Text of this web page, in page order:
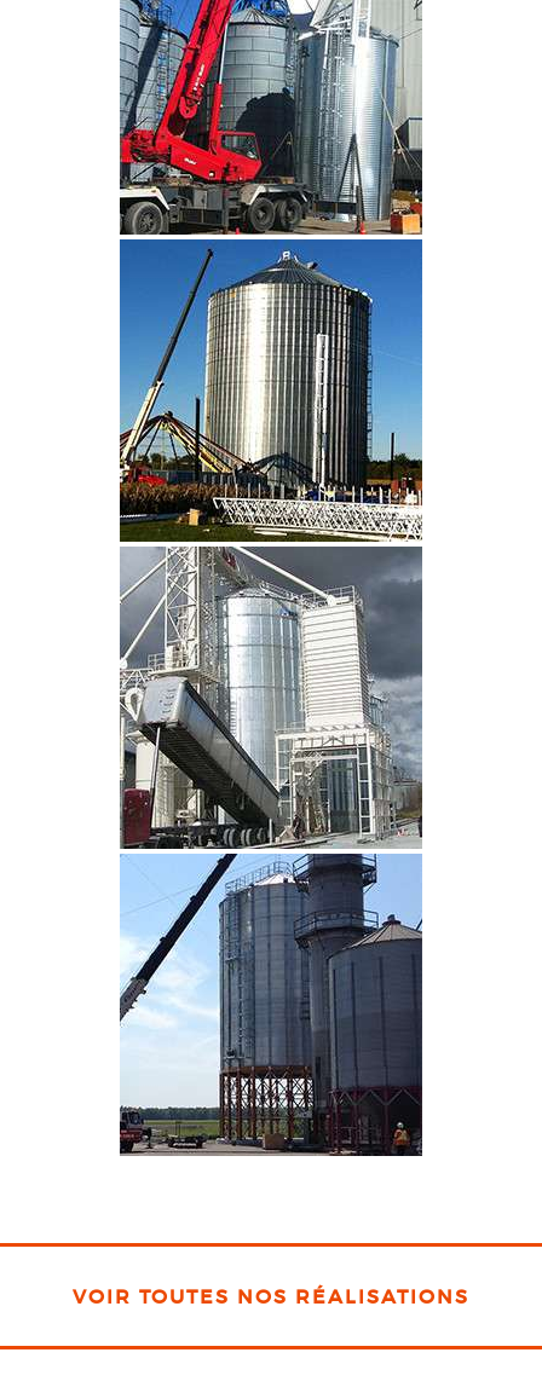
CLIQUEZ POUR AGRANDIR
CLIQUEZ POUR AGRANDIR
CLIQUEZ POUR AGRANDIR
VOIR TOUTES NOS RÉALISATIONS